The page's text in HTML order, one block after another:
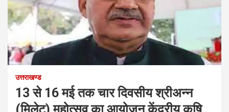
उत्तराखण्ड
13 से 16 मई तक चार दिवसीय श्रीअन्न